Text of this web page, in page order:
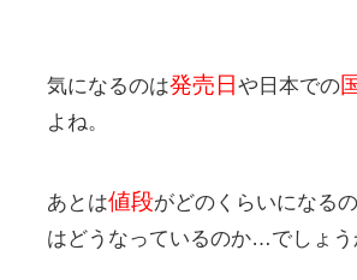
気になるのは発売日 や日本での
よね。
あとは値段がどのくらいになるの
はどうなっているのか…でしょう